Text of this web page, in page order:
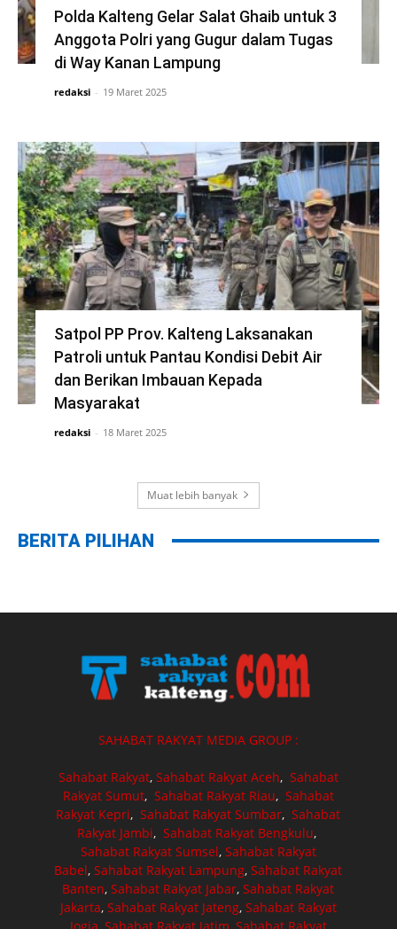
Polda Kalteng Gelar Salat Ghaib untuk 3
Anggota Polri yang Gugur dalam Tugas
di Way Kanan Lampung
redaksi - 19 Maret 2025
Satpol PP Prov. Kalteng Laksanakan
Patroli untuk Pantau Kondisi Debit Air
dan Berikan Imbauan Kepada
Masyarakat
redaksi - 18 Maret 2025
Muat lebih banyak
BERITA PILIHAN
SAHABAT RAKYAT MEDIA GROUP :
Sahabat Rakyat, Sahabat Rakyat Aceh, Sahabat
Rakyat Sumut, Sahabat Rakyat Riau, Sahabat
Rakyat Kepri,Sahabat Rakyat Sumbar,Sahabat
Rakyat Jambi, Sahabat Rakyat Bengkulu,
Sahabat Rakyat Sumsel, Sahabat Rakyat
Babel,Sahabat Rakyat Lampung,Sahabat Rakyat
Banten,Sahabat Rakyat Jabar,Sahabat Rakyat
Jakarta, Sahabat Rakyat Jateng, Sahabat Rakyat